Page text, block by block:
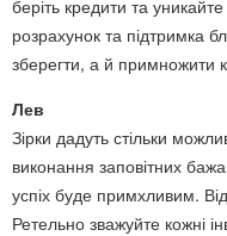
беріть кредити та
розрахунок та підтримка
зберегти, а й примножити
Лев
Зірки дадуть стільки
виконання заповітних
успіх буде примхливим.
Ретельно зважуйте кожні